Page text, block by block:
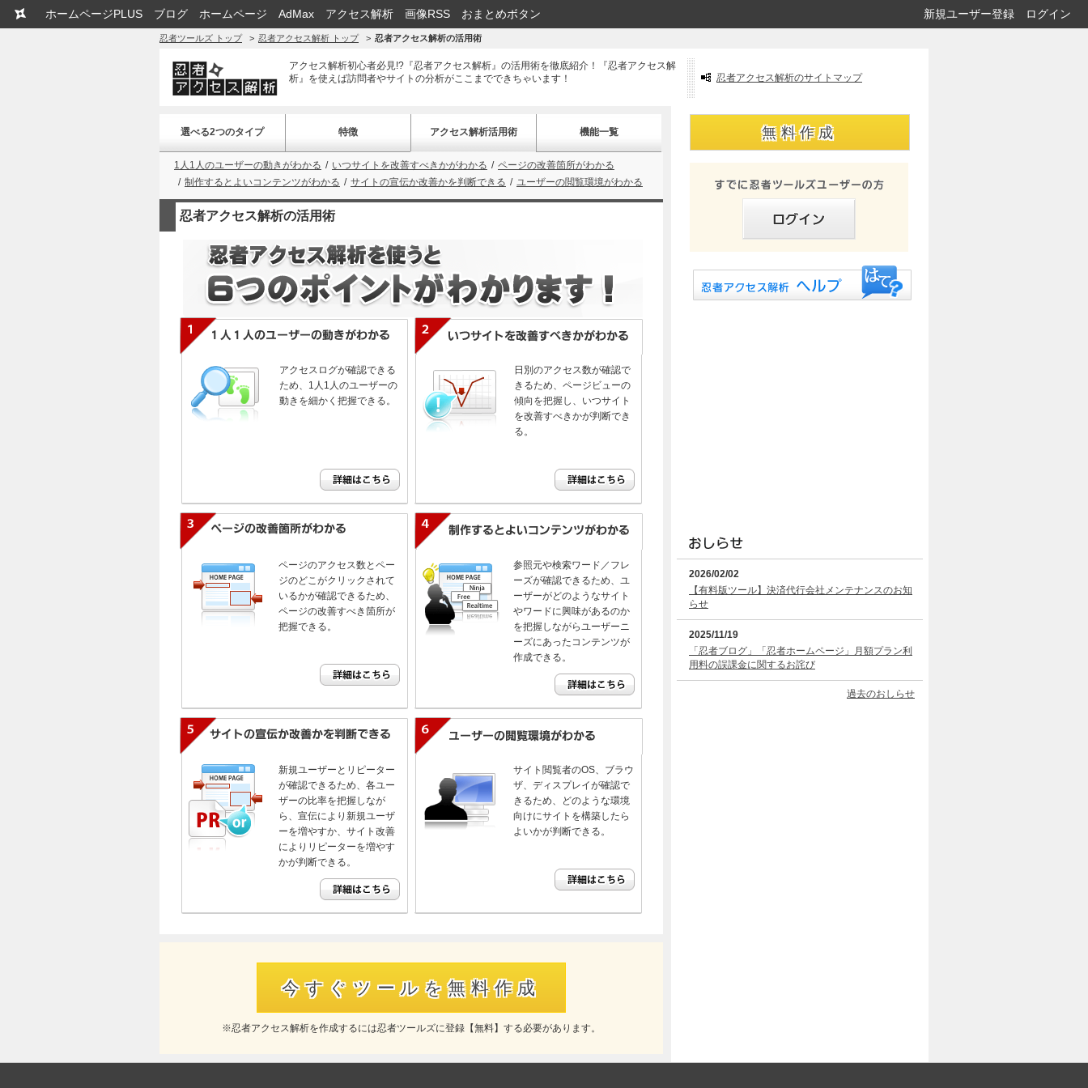
新規ユーザー登録 ログイン
ホームページPLUS ブログ ホームページ AdMax アクセス解析 画像RSS おまとめボタン
忍者ツールズ トップ 忍者アクセス解析 トップ 忍者アクセス解析の活用術
アクセス解析初心者必見!?『忍者アクセス解析』の活用術を徹底紹介！『忍者アクセス解
析』を使えば訪問者やサイトの分析がここまでできちゃいます！
忍者アクセス解析のサイトマップ
選べる2つのタイプ 特徴 アクセス解析活用術 機能一覧
1人1人のユーザーの動きがわかる いつサイトを改善すべきかがわかる
ページの改善箇所がわかる
制作するとよいコンテンツがわかる
サイトの宣伝か改善かを判断できる ユーザーの閲覧環境がわかる
忍者アクセス解析の活用術
アクセスログが確認できる
ため、1人1人のユーザーの
動きを細かく把握できる。
日別のアクセス数が確認で
きるため、ページビューの
傾向を把握し、いつサイト
を改善すべきかが判断でき
る。
ページのアクセス数とペー
ジのどこがクリックされて
いるかが確認できるため、
ページの改善すべき箇所が
把握できる。
参照元や検索ワード／フレ
ーズが確認できるため、ユ
ーザーがどのようなサイト
やワードに興味があるのか
を把握しながらユーザーニ
ーズにあったコンテンツが
作成できる。
新規ユーザーとリピーター
が確認できるため、各ユー
ザーの比率を把握しなが
ら、宣伝により新規ユーザ
ーを増やすか、サイト改善
によりリピーターを増やす
かが判断できる。
サイト閲覧者のOS、ブラウ
ザ、ディスプレイが確認で
きるため、どのような環境
向けにサイトを構築したら
よいかが判断できる。
今すぐツールを無料作成
※忍者アクセス解析を作成するには忍者ツールズに登録【無料】する必要があります。
無料作成
2026/02/02
【有料版ツール】決済代行会社メンテナンスのお知
らせ
2025/11/19
「忍者ブログ」「忍者ホームページ」月額プラン利
用料の誤課金に関するお詫び
過去のおしらせ